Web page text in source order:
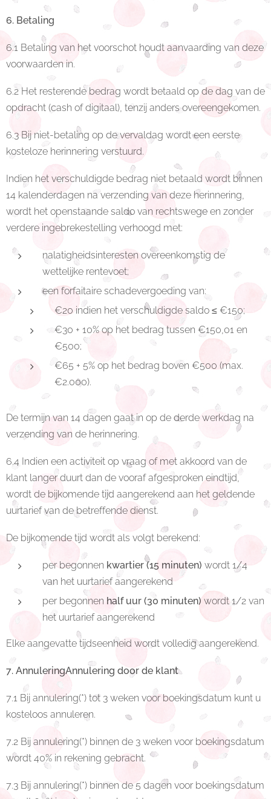
6. Betaling
6.1 Betaling van het voorschot houdt aanvaarding van deze
voorwaarden in.
6.2 Het resterende bedrag wordt betaald op de dag van de
opdracht (cash of digitaal), tenzij anders overeengekomen.
6.3 Bij niet-betaling op de vervaldag wordt een eerste
kosteloze herinnering verstuurd.
Indien het verschuldigde bedrag niet betaald wordt binnen
14 kalenderdagen na verzending van deze herinnering,
wordt het openstaande saldo van rechtswege en zonder
verdere ingebrekestelling verhoogd met:
nalatigheidsinteresten overeenkomstig de
wettelijke rentevoet;
een forfaitaire schadevergoeding van:
€20 indien het verschuldigde saldo ≤ €150;
€30 + 10% op het bedrag tussen €150,01 en
€500;
€65 + 5% op het bedrag boven €500 (max.
€2.000).
De termijn van 14 dagen gaat in op de derde werkdag na
verzending van de herinnering.
6.4 Indien een activiteit op vraag of met akkoord van de
klant langer duurt dan de vooraf afgesproken eindtijd,
wordt de bijkomende tijd aangerekend aan het geldende
uurtarief van de betreffende dienst.
De bijkomende tijd wordt als volgt berekend:
per begonnen kwartier (15 minuten) wordt 1/4
van het uurtarief aangerekend
per begonnen half uur (30 minuten) wordt 1/2 van
het uurtarief aangerekend
Elke aangevatte tijdseenheid wordt volledig aangerekend.
7. AnnuleringAnnulering door de klant
7.1 Bij annulering(*) tot 3 weken voor boekingsdatum kunt u
kosteloos annuleren.
7.2 Bij annulering(*) binnen de 3 weken voor boekingsdatum
wordt 40% in rekening gebracht.
7.3 Bij annulering(*) binnen de 5 dagen voor boekingsdatum